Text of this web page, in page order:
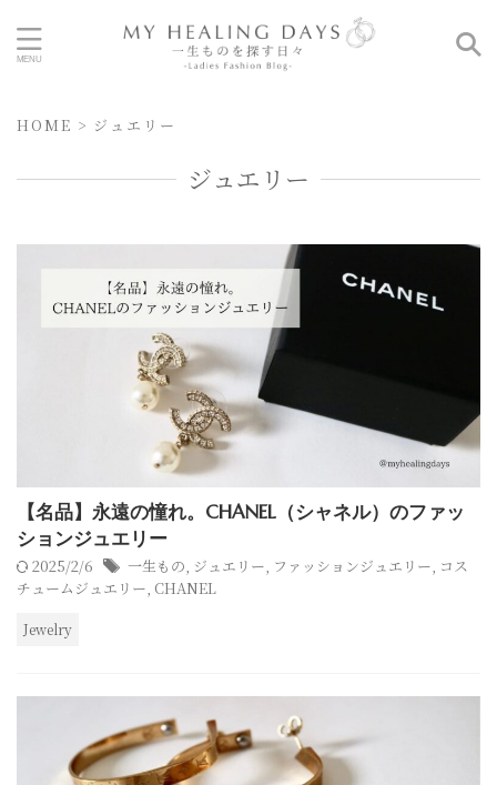
HOME > ジュエリー
ジュエリー
【名品】永遠の憧れ。CHANEL（シャネル）のファッ
ションジュエリー
2025/2/6 一生もの, ジュエリー, ファッションジュエリー, コス
チュームジュエリー, CHANEL
Jewelry